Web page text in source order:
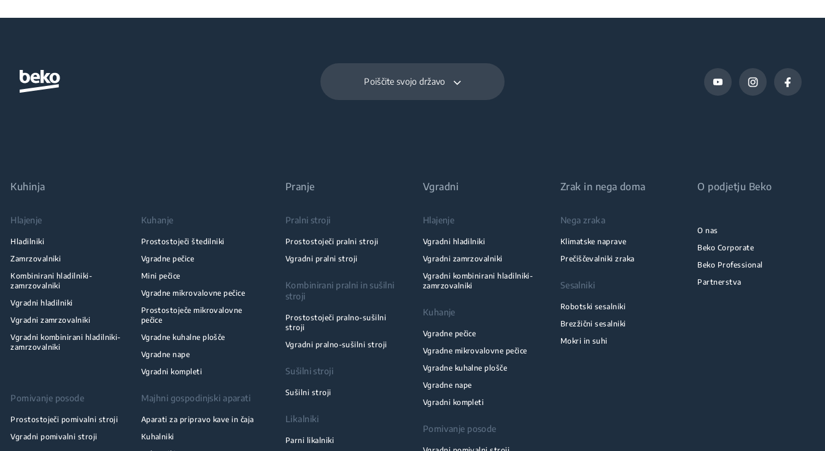
Poiščite svojo državo
Kuhinja
Hlajenje
Hladilniki
Zamrzovalniki
Kombinirani hladilniki-
zamrzovalniki
Vgradni hladilniki
Vgradni zamrzovalniki
Vgradni kombinirani hladilniki-
zamrzovalniki
Kuhanje
Prostostoječi štedilniki
Vgradne pečice
Mini pečice
Vgradne mikrovalovne pečice
Prostostoječe mikrovalovne
pečice
Vgradne kuhalne plošče
Vgradne nape
Vgradni kompleti
Pomivanje posode
Prostostoječi pomivalni stroji
Vgradni pomivalni stroji
Majhni gospodinjski aparati
Aparati za pripravo kave in čaja
Kuhalniki
Pranje
Pralni stroji
Prostostoječi pralni stroji
Vgradni pralni stroji
Kombinirani pralni in sušilni
stroji
Prostostoječi pralno-sušilni
stroji
Vgradni pralno-sušilni stroji
Sušilni stroji
Sušilni stroji
Likalniki
Parni likalniki
Vgradni
Hlajenje
Vgradni hladilniki
Vgradni zamrzovalniki
Vgradni kombinirani hladilniki-
zamrzovalniki
Kuhanje
Vgradne pečice
Vgradne mikrovalovne pečice
Vgradne kuhalne plošče
Vgradne nape
Vgradni kompleti
Pomivanje posode
Zrak in nega doma
Nega zraka
Klimatske naprave
Prečiščevalniki zraka
Sesalniki
Robotski sesalniki
Brezžični sesalniki
Mokri in suhi
O podjetju Beko
O nas
Beko Corporate
Beko Professional
Partnerstva